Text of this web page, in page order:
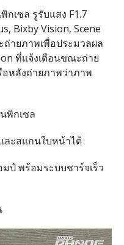
กเซล รูรับแสง F1.7
Bixby Vision, Scene
ายภาพเพื่อประมวลผล
ที่แจ้งเตือนขณะถ่าย
หลังถ่ายภาพว่าภาพ
พิกเซล
ะสแกนใบหน้าได้
ป์ พร้อมระบบชาร์จเร็ว